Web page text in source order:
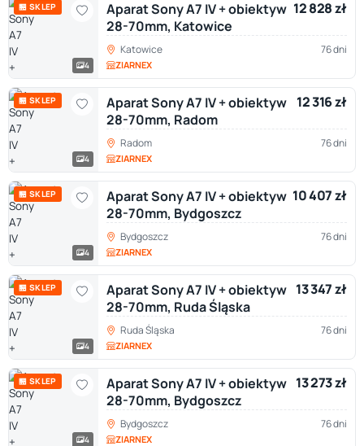
🏪 SKLEP
4
Aparat Sony A7 IV + obiektyw
28-70mm, Katowice
12 828 zł
Katowice 76 dni
ZIARNEX
🏪 SKLEP
4
Aparat Sony A7 IV + obiektyw
28-70mm, Radom
12 316 zł
Radom 76 dni
ZIARNEX
🏪 SKLEP
4
Aparat Sony A7 IV + obiektyw
28-70mm, Bydgoszcz
10 407 zł
Bydgoszcz 76 dni
ZIARNEX
🏪 SKLEP
4
Aparat Sony A7 IV + obiektyw
28-70mm, Ruda Śląska
13 347 zł
Ruda Śląska 76 dni
ZIARNEX
🏪 SKLEP
4
Aparat Sony A7 IV + obiektyw
28-70mm, Bydgoszcz
13 273 zł
Bydgoszcz 76 dni
ZIARNEX